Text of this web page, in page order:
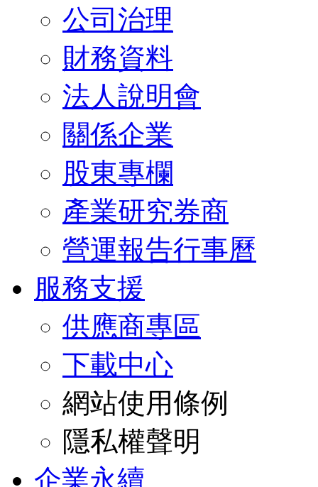
公司治理
財務資料
法人說明會
關係企業
股東專欄
產業研究券商
營運報告行事曆
服務支援
供應商專區
下載中心
網站使用條例
隱私權聲明
企業永續